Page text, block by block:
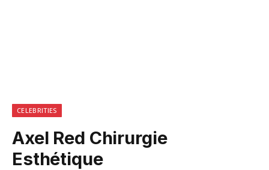
CELEBRITIES
Axel Red Chirurgie
Esthétique